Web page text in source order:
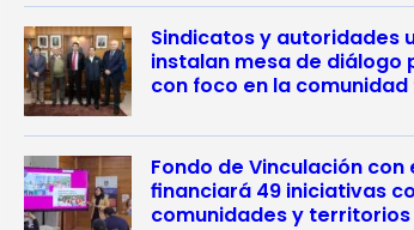
Sindicatos y autoridades
instalan mesa de diálogo
con foco en la
Fondo de Vinculación con
financiará 49 iniciativas
comunidades y territorios